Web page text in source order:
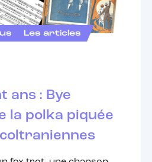
Les articles
ans : Bye
la polka piquée